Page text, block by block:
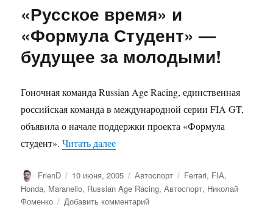
«Русское время» и
«Формула Студент» —
будущее за молодыми!
Гоночная команда Russian Age Racing, единственная
российская команда в международной серии FIA GT,
объявила о начале поддержки проекта «Формула
студент».Читать далее««Русское время» и «Формула
Автор
FrienD Опубликовано
10 июня, 2005 Рубрики
Автоспорт Метки
Ferrari, FIA,
Honda, Maranello, Russian Age Racing,Автоспорт, Николай
Фоменко
Добавить комментарийк